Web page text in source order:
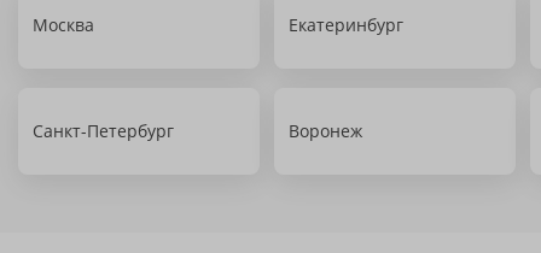
Москва Екатеринбург
Санкт-Петербург Воронеж